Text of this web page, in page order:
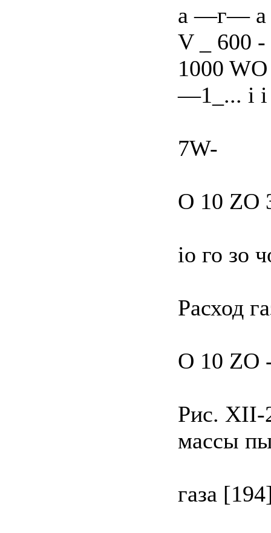
а —г— а
V _ 600 -
1000
—1_... і
7W-
О 10 ZO
io го зо
Расход
О 10 ZO
Рис. XII-
массы
газа